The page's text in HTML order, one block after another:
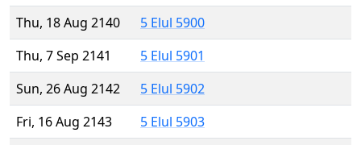
Thu, 18 Aug 2140
5 Elul 5900
Thu, 7 Sep 2141
5 Elul 5901
Sun, 26 Aug 2142
5 Elul 5902
Fri, 16 Aug 2143
5 Elul 5903